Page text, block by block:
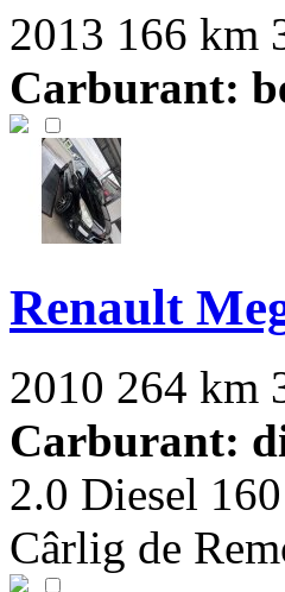
2013 166 km
Carburant:
Renault
2010 264 km
Carburant:
2.0 Diesel
Cârlig de